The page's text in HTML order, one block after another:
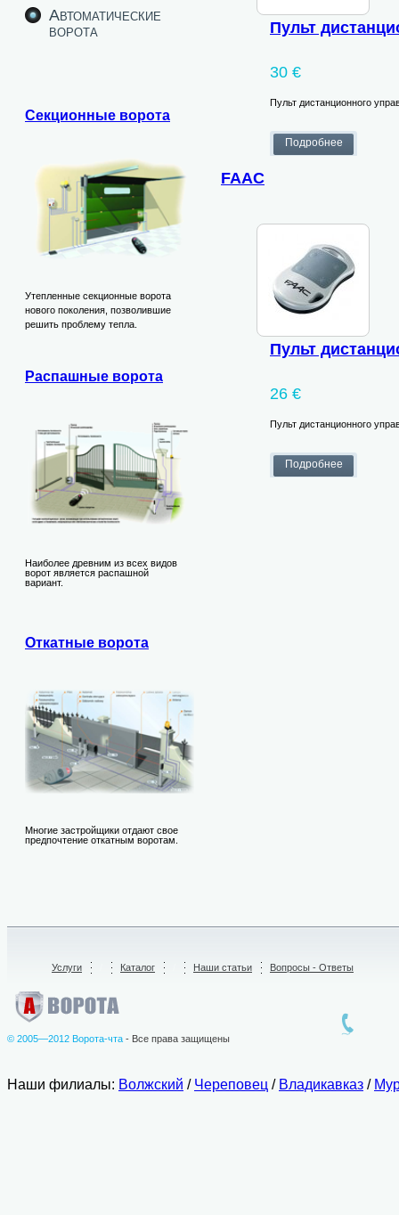
Автоматические
ворота
Секционные ворота
Утепленные секционные ворота
нового поколения, позволившие
решить проблему тепла.
Распашные ворота
Наиболее древним из всех видов
ворот является распашной
вариант.
Откатные ворота
Многие застройщики отдают свое
предпочтение откатным воротам.
Пульт
30 €
Пульт дистанционного
FAAC
Пульт
26 €
Пульт дистанционного
Услуги Каталог Наши статьи Вопросы - Ответы
© 2005—2012 Ворота-чта - Все права защищены
Наши филиалы: Волжский / Череповец / Владикавказ /